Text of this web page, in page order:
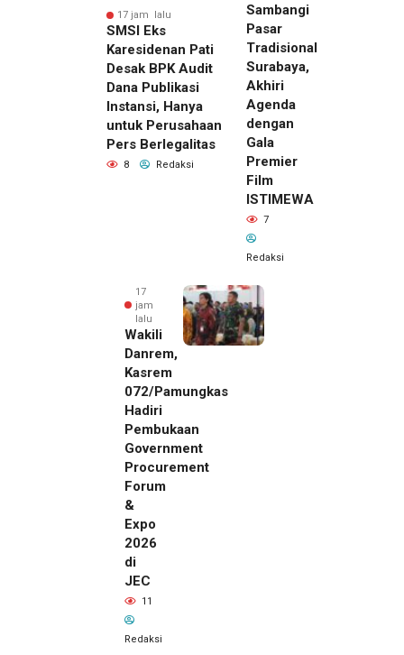
17 jam lalu
SMSI Eks
Karesidenan Pati
Desak BPK Audit
Dana Publikasi
Instansi, Hanya
untuk Perusahaan
Pers Berlegalitas
8 Redaksi
Sambangi
Pasar
Tradisional
Surabaya,
Akhiri
Agenda
dengan
Gala
Premier
Film
ISTIMEWA
7
Redaksi
17
jam
lalu
Wakili
Danrem,
Kasrem
072/Pamungkas
Hadiri
Pembukaan
Government
Procurement
Forum
&
Expo
2026
di
JEC
11
Redaksi
17 jam lalu
SMSI Eks
Karesidenan
Pati